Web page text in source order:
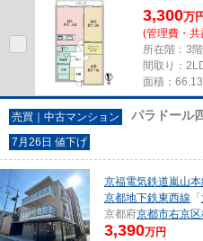
3,300万
(管理費・
所在階：3階
間取り：
面積：
売買｜中古マンション パラドール
7月26日 値下げ
京福電気鉄道嵐山本
京都地下鉄東西線 「
京都府京都市右京区
3,390万円